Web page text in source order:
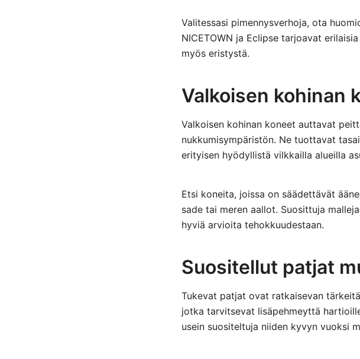
Valitessasi pimennysverhoja, ota
NICETOWN ja Eclipse tarjoavat
myös eristystä.
Valkoisen kohinan
Valkoisen kohinan koneet auttavat
nukkumisympäristön. Ne tuottavat
erityisen hyödyllistä vilkkailla alueilla
Etsi koneita, joissa on säädettävät
sade tai meren aallot. Suosittuja
hyviä arvioita tehokkuudestaan.
Suositellut patjat
Tukevat patjat ovat ratkaisevan
jotka tarvitsevat lisäpehmeyttä
usein suositeltuja niiden kyvyn vuoksi